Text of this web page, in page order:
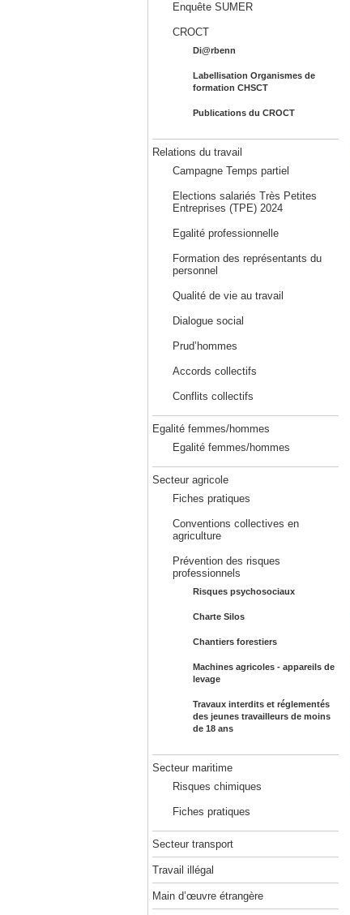
Enquête SUMER
CROCT
Di@rbenn
Labellisation Organismes de
formation CHSCT
Publications du CROCT
Relations du travail
Campagne Temps partiel
Elections salariés Très Petites
Entreprises (TPE) 2024
Egalité professionnelle
Formation des représentants du
personnel
Qualité de vie au travail
Dialogue social
Prud’hommes
Accords collectifs
Conflits collectifs
Egalité femmes/hommes
Egalité femmes/hommes
Secteur agricole
Fiches pratiques
Conventions collectives en
agriculture
Prévention des risques
professionnels
Risques psychosociaux
Charte Silos
Chantiers forestiers
Machines agricoles - appareils de
levage
Travaux interdits et réglementés
des jeunes travailleurs de moins
de 18 ans
Secteur maritime
Risques chimiques
Fiches pratiques
Secteur transport
Travail illégal
Main d’œuvre étrangère